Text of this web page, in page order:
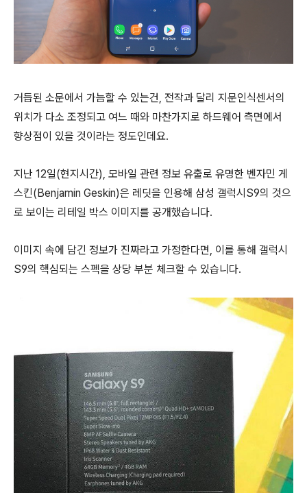
거듭된 소문에서 가늠할 수 있는건, 전작과 달리 지문인식센서의
위치가 다소 조정되고 여느 때와 마찬가지로 하드웨어 측면에서
향상점이 있을 것이라는 정도인데요.
지난 12일(현지시간), 모바일 관련 정보 유출로 유명한 벤자민 게
스킨(Benjamin Geskin)은 레딧을 인용해 삼성 갤럭시S9의 것으
로 보이는 리테일 박스 이미지를 공개했습니다.
이미지 속에 담긴 정보가 진짜라고 가정한다면, 이를 통해 갤럭시
S9의 핵심되는 스펙을 상당 부분 체크할 수 있습니다.